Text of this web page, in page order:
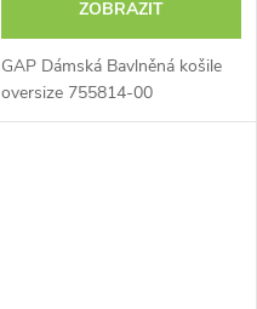
ZOBRAZIT
GAP Dámská Bavlněná košile
oversize 755814-00